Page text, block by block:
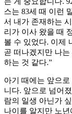
스는 83세 때 이런
서 내가 존재하는
리가 이사 왔을 때
볼 수 있었다. 이제
곧 떠나겠지만 나
하는 것 같다.”
아기 때에는 앞으
니다. 앞으로 넘어
람의 일생 아닌가
나이를 알지만 노년